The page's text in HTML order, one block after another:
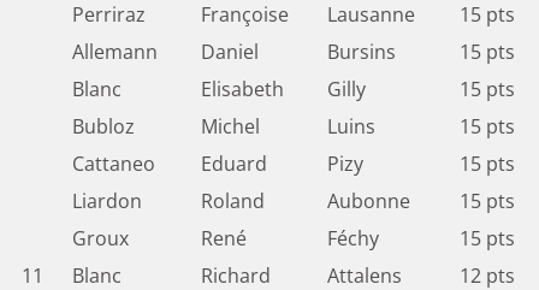
Perriraz Françoise Lausanne
15 pts
Allemann
Daniel Bursins
15 pts
Blanc
Elisabeth Gilly
15 pts
Bubloz
Michel Luins
15 pts
Cattaneo
Eduard Pizy
15 pts
Liardon
Roland Aubonne
15 pts
Groux
René Féchy
15 pts
11
Blanc Richard Attalens
12 pts